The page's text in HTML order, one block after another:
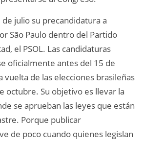
julio su precandidatura a
São Paulo dentro del Partido
el PSOL. Las candidaturas
oficialmente antes del 15 de
vuelta de las elecciones brasileñas
octubre. Su objetivo es llevar la
se aprueban las leyes que están
Porque publicar
de poco cuando quienes legislan